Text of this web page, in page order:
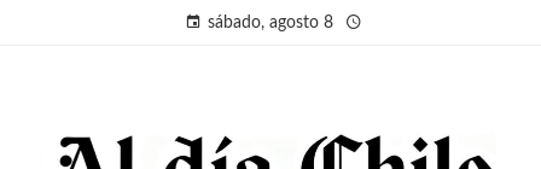
sábado, agosto 8